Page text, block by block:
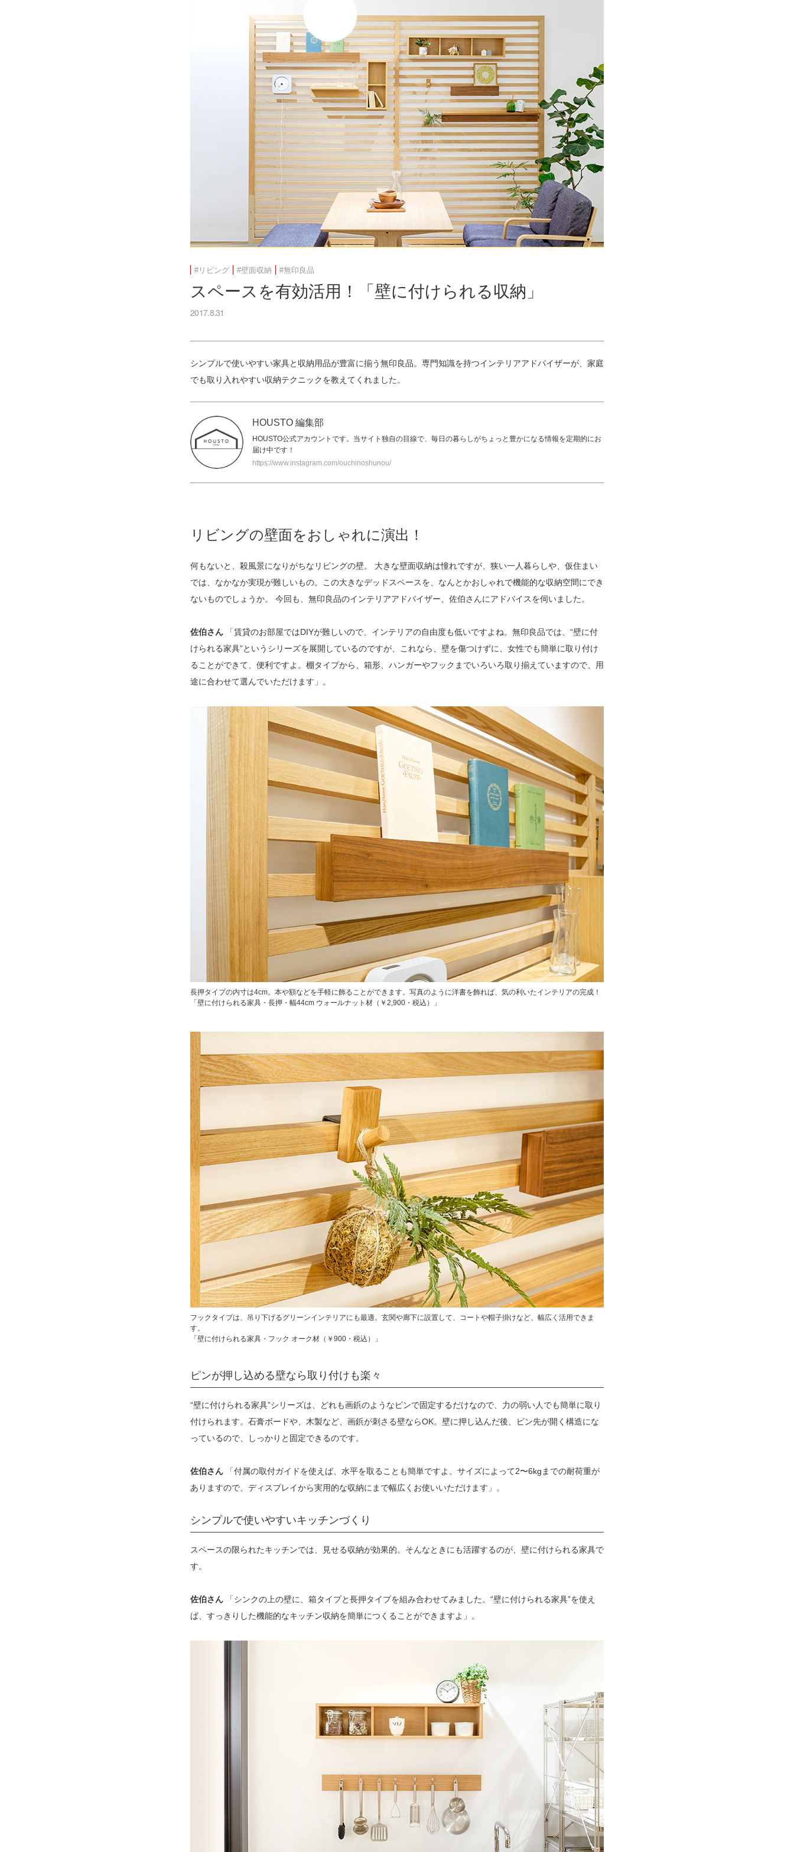
#リビング #壁面収納 #無印良品
スペースを有効活用！「壁に付けられる収納」
2017.8.31
シンプルで使いやすい家具と収納用品が豊富に揃う無印良品。専門知識を持つインテリアアドバイザーが、家庭
でも取り入れやすい収納テクニックを教えてくれました。
HOUSTO 編集部
HOUSTO公式アカウントです。当サイト独自の目線で、毎日の暮らしがちょっと豊かになる情報を定期的にお
届け中です！
https://www.instagram.com/ouchinoshunou/
リビングの壁面をおしゃれに演出！
何もないと、殺風景になりがちなリビングの壁。 大きな壁面収納は憧れですが、狭い一人暮らしや、仮住まい
では、なかなか実現が難しいもの。この大きなデッドスペースを、なんとかおしゃれで機能的な収納空間にでき
ないものでしょうか。 今回も、無印良品のインテリアアドバイザー、佐伯さんにアドバイスを伺いました。
佐伯さん 「賃貸のお部屋ではDIYが難しいので、インテリアの自由度も低いですよね。無印良品では、“壁に付
けられる家具”というシリーズを展開しているのですが、これなら、壁を傷つけずに、女性でも簡単に取り付け
ることができて、便利ですよ。棚タイプから、箱形、ハンガーやフックまでいろいろ取り揃えていますので、用
途に合わせて選んでいただけます」。
長押タイプの内寸は4cm。本や額などを手軽に飾ることができます。写真のように洋書を飾れば、気の利いたインテリアの完成！
「壁に付けられる家具・長押・幅44cm ウォールナット材（￥2,900・税込）」
フックタイプは、吊り下げるグリーンインテリアにも最適。玄関や廊下に設置して、コートや帽子掛けなど、幅広く活用できま
す。
「壁に付けられる家具・フック オーク材（￥900・税込）」
ピンが押し込める壁なら取り付けも楽々
“壁に付けられる家具”シリーズは、どれも画鋲のようなピンで固定するだけなので、力の弱い人でも簡単に取り
付けられます。石膏ボードや、木製など、画鋲が刺さる壁ならOK。壁に押し込んだ後、ピン先が開く構造にな
っているので、しっかりと固定できるのです。
佐伯さん 「付属の取付ガイドを使えば、水平を取ることも簡単ですよ。サイズによって2〜6kgまでの耐荷重が
ありますので、ディスプレイから実用的な収納にまで幅広くお使いいただけます」。
シンプルで使いやすいキッチンづくり
スペースの限られたキッチンでは、見せる収納が効果的。そんなときにも活躍するのが、壁に付けられる家具で
す。
佐伯さん 「シンクの上の壁に、箱タイプと長押タイプを組み合わせてみました。“壁に付けられる家具”を使え
ば、すっきりした機能的なキッチン収納を簡単につくることができますよ」。